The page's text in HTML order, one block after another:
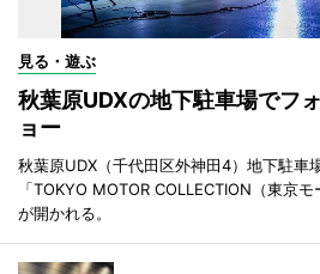
見る・遊ぶ
秋葉原UDXの地下駐車場でフ
ョー
秋葉原UDX（千代田区外神田4）地下駐車
「TOKYO MOTOR COLLECTION（東京
が開かれる。